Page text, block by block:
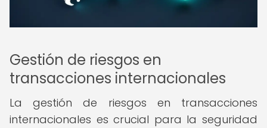
Gestión de riesgos en
transacciones internacionales
La gestión de riesgos en transacciones
internacionales es crucial para la seguridad